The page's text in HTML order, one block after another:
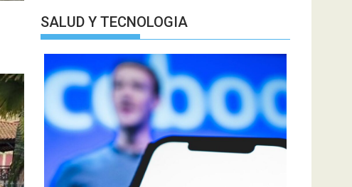
SALUD Y TECNOLOGIA